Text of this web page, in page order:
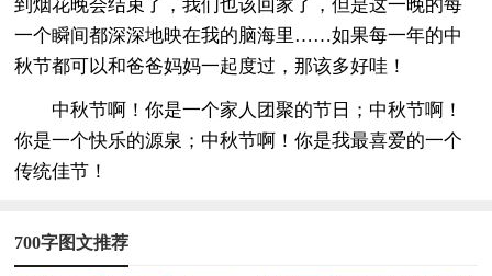
到烟花晚会结束了，我们也该回家了，但是这一晚的每
一个瞬间都深深地映在我的脑海里……如果每一年的中
秋节都可以和爸爸妈妈一起度过，那该多好哇！
中秋节啊！你是一个家人团聚的节日；中秋节啊！
你是一个快乐的源泉；中秋节啊！你是我最喜爱的一个
传统佳节！
700字图文推荐